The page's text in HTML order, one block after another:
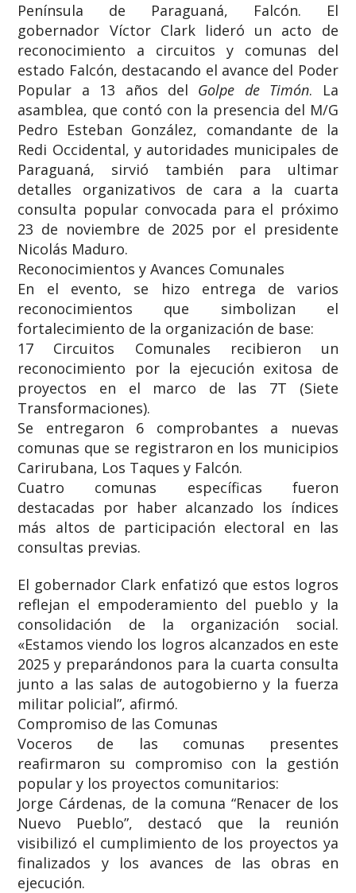
​Península de Paraguaná, Falcón. El
gobernador Víctor Clark lideró un acto de
reconocimiento a circuitos y comunas del
estado Falcón, destacando el avance del Poder
Popular a 13 años del Golpe de Timón. La
asamblea, que contó con la presencia del M/G
Pedro Esteban González, comandante de la
Redi Occidental, y autoridades municipales de
Paraguaná, sirvió también para ultimar
detalles organizativos de cara a la cuarta
consulta popular convocada para el próximo
23 de noviembre de 2025 por el presidente
Nicolás Maduro.
​Reconocimientos y Avances Comunales
​En el evento, se hizo entrega de varios
reconocimientos que simbolizan el
fortalecimiento de la organización de base:
​17 Circuitos Comunales recibieron un
reconocimiento por la ejecución exitosa de
proyectos en el marco de las 7T (Siete
Transformaciones).
​Se entregaron 6 comprobantes a nuevas
comunas que se registraron en los municipios
Carirubana, Los Taques y Falcón.
​Cuatro comunas específicas fueron
destacadas por haber alcanzado los índices
más altos de participación electoral en las
consultas previas.
​El gobernador Clark enfatizó que estos logros
reflejan el empoderamiento del pueblo y la
consolidación de la organización social.
«Estamos viendo los logros alcanzados en este
2025 y preparándonos para la cuarta consulta
junto a las salas de autogobierno y la fuerza
militar policial”, afirmó.
​Compromiso de las Comunas
​Voceros de las comunas presentes
reafirmaron su compromiso con la gestión
popular y los proyectos comunitarios:
​Jorge Cárdenas, de la comuna “Renacer de los
Nuevo Pueblo”, destacó que la reunión
visibilizó el cumplimiento de los proyectos ya
finalizados y los avances de las obras en
ejecución.